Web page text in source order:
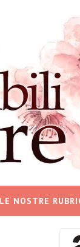
LE NOSTRE